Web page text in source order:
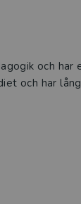
och har
och har